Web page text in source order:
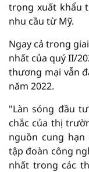
trọng xuất khẩu
nhu cầu từ Mỹ.
Ngay cả trong
nhất của quý II/
thương mại vẫn
năm 2022.
"Làn sóng đầu
chắc của thị
nguồn cung
tập đoàn công
nhất trong các